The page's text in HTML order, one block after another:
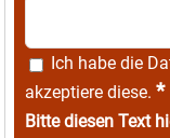
Ich habe die
akzeptiere diese. *
Bitte diesen Text